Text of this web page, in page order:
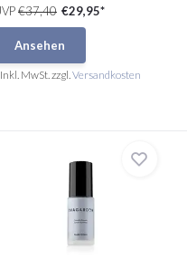
€37,40 €29,95*
Ansehen
MwSt. zzgl.Versandkosten